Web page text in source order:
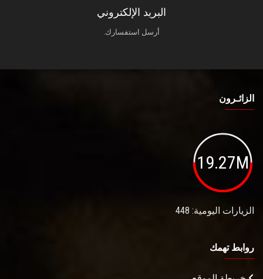
البريد الإلكتروني
أرسل استفسارك.
الزائـرون
19.27M
الزيارات اليومية: 448
روابط تهمك